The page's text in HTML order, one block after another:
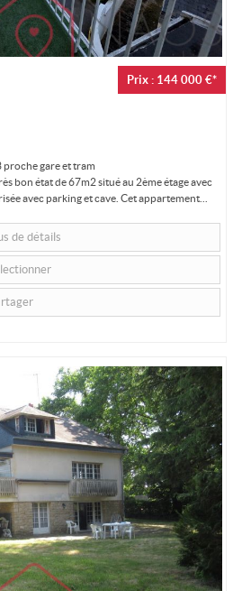
Prix : 144 000 €*
gare et tram
bon état de 67m2 situé au 2ème étage avec
avec parking et cave. Cet appartement...
de détails